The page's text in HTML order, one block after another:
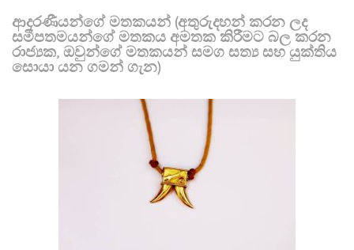
ආදරණීයන්ගේ මතකයන් (අතුරුදහන් කරන ලද
සමීපතමයන්ගේ මතකය අමතක කිරීමට බල කරන
රාජ්‍යක, ඔවුන්ගේ මතකයන් සමග සත්‍ය සහ යුක්තිය
සොයා යන ගමන් ගැන)